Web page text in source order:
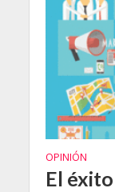
OPINIÓN
El